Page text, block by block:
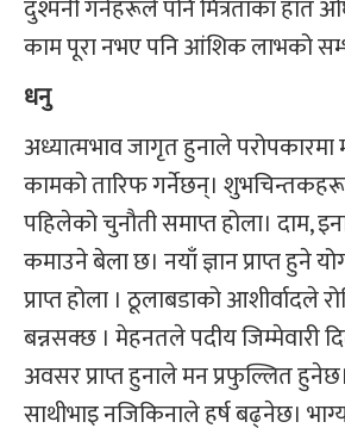
दुश्मनी गर्नेहरूले पनि मित्रताका हात
काम पूरा नभए पनि आंशिक लाभको
धनु
अध्यात्मभाव जागृत हुनाले
कामको तारिफ गर्नेछन्।
पहिलेको चुनौती समाप्त होला। दाम,
कमाउने बेला छ। नयाँ ज्ञान प्राप्त हुने
प्राप्त होला । ठूलाबडाको आशीर्वादले
बन्नसक्छ । मेहनतले पदीय जिम्मेवारी
अवसर प्राप्त हुनाले मन प्रफुल्लित
साथीभाइ नजिकिनाले हर्ष बढ्नेछ।